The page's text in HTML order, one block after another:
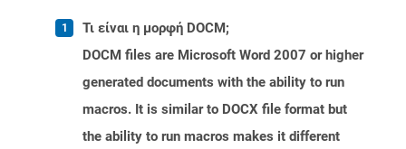
Τι είναι η μορφή DOCM;
DOCM files are Microsoft Word 2007 or higher
generated documents with the ability to run
macros. It is similar to DOCX file format but
the ability to run macros makes it different